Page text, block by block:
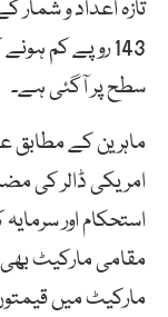
سطح پر آگئی ہے۔
ماہرین کے مطابق
امریکی ڈالر کی
استحکام اور
مقامی مارکیٹ بھی
مارکیٹ میں